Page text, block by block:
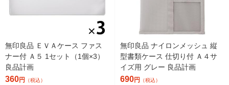
無印良品 ＥＶＡケース ファス
ナー付 Ａ５ 1セット（1個×3）
良品計画
360円
（税込）
無印良品 ナイロンメッシュ 縦
型書類ケース 仕切り付 Ａ４サ
イズ用 グレー 良品計画
690円 （税込）